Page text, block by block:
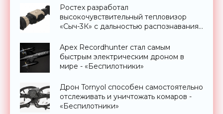
Ростех разработал
высокочувствительный тепловизор
«Сыч-3К» с дальностью распознавания
Apex Recordhunter стал самым
быстрым электрическим дроном в
мире - «Беспилотники»
Дрон Tornyol способен самостоятельно
отслеживать и уничтожать комаров -
«Беспилотники»